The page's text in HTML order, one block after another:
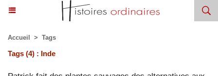
Accueil > Tags
Tags (4) : Inde